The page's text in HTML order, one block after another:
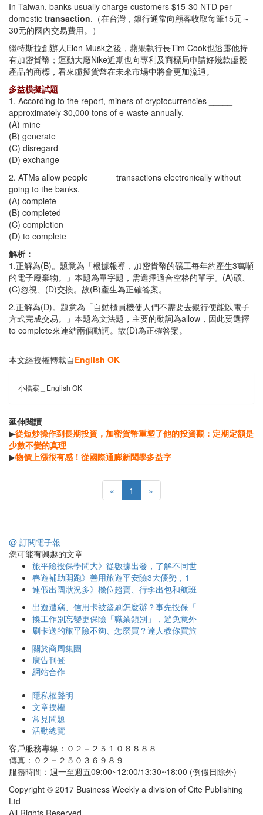
In Taiwan, banks usually charge customers $15-30 NTD per
domestic transaction.（在台灣，銀行通常向顧客收取每筆15元～
30元的國內交易費用。）
繼特斯拉創辦人Elon Musk之後，蘋果執行長Tim Cook也透露他持
有加密貨幣；運動大廠Nike近期也向專利及商標局申請好幾款虛擬
產品的商標，看來虛擬貨幣在未來市場中將會更加流通。
多益模擬試題
1. According to the report, miners of cryptocurrencies _____
approximately 30,000 tons of e-waste annually.
(A) mine
(B) generate
(C) disregard
(D) exchange
2. ATMs allow people _____ transactions electronically without
going to the banks.
(A) complete
(B) completed
(C) completion
(D) to complete
解析：
1.正解為(B)。題意為「根據報導，加密貨幣的礦工每年約產生3萬噸
的電子廢棄物。」本題為單字題，需選擇適合空格的單字。(A)礦、
(C)忽視、(D)交換。故(B)產生為正確答案。
2.正解為(D)。題意為「自動櫃員機使人們不需要去銀行便能以電子
方式完成交易。」本題為文法題，主要的動詞為allow，因此要選擇
to complete來連結兩個動詞。故(D)為正確答案。
本文經授權轉載自English OK
小檔案＿English OK
延伸閱讀
▶從短炒操作到長期投資，加密貨幣重塑了他的投資觀：定期定額是
少數不變的真理
▶物價上漲很有感！從國際通膨新聞學多益字
« 1 »
@ 訂閱電子報
您可能有興趣的文章
旅平險投保學問大》從數據出發，了解不同世
春遊補助開跑》善用旅遊平安險3大優勢，1
連假出國狀況多》機位超賣、行李出包和航班
出遊遭竊、信用卡被盜刷怎麼辦？事先投保「
換工作別忘變更保險「職業類別」，避免意外
刷卡送的旅平險不夠、怎麼買？達人教你買旅
關於商周集團
廣告刊登
網站合作
隱私權聲明
文章授權
常見問題
活動總覽
客戶服務專線：０２－２５１０８８８８
傳真：０２－２５０３６９８９
服務時間：週一至週五09:00~12:00/13:30~18:00 (例假日除外)
Copyright © 2017 Business Weekly a division of Cite Publishing
Ltd